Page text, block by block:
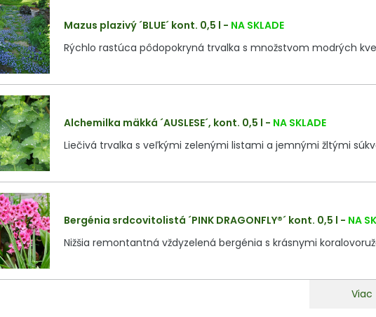
Mazus plazivý ´BLUE´ kont. 0,5 l - NA SKLADE
Rýchlo rastúca pôdopokryná trvalka s množstvom modrých
Alchemilka mäkká ´AUSLESE´, kont. 0,5 l - NA SKLADE
Liečivá trvalka s veľkými zelenými listami a jemnými žltými
Bergénia srdcovitolistá ´PINK DRAGONFLY®´ kont. 0,5 l - NA
Nižšia remontantná vždyzelená bergénia s krásnymi
Viac